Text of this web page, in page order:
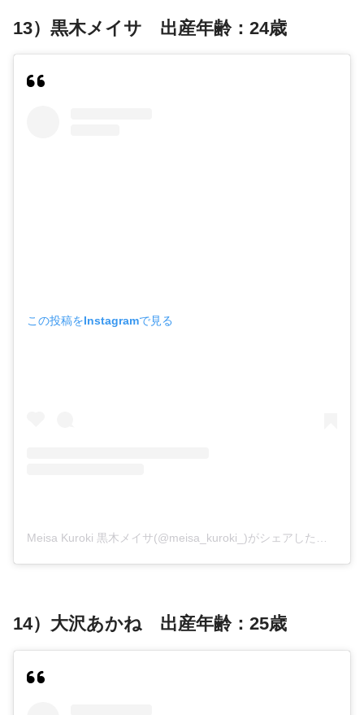
13）黒木メイサ 出産年齢：24歳
この投稿をInstagramで見る
Meisa Kuroki 黒木メイサ(@meisa_kuroki_)がシェアした投稿
14）大沢あかね 出産年齢：25歳